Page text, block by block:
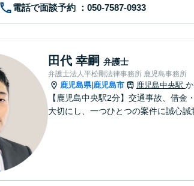
電話で面談予約
田代 幸嗣 弁護士
弁護士法人平松剛法律事務所 鹿児島事務所
鹿児島県| 鹿児島市 鹿児島中央駅
【鹿児島中央駅2分】交通事故、借
大切にし、一つひとつの案件に誠心